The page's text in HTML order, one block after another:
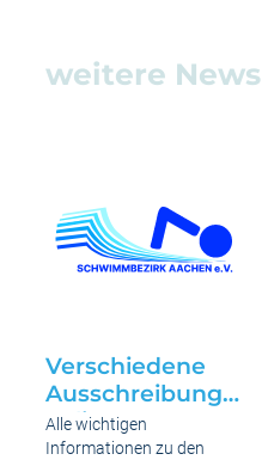
weitere News
Verschiedene
Ausschreibungen
online
Alle wichtigen
Informationen zu den